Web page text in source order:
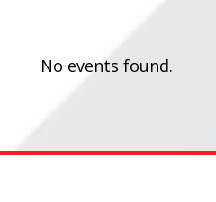
No events found.